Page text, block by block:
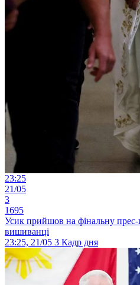
23:25
21/05
3
1695
Усик прийшов на фінальну прес-
вишиванці
23:25, 21/05 3 Кадр дня